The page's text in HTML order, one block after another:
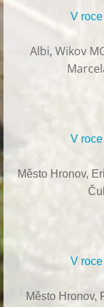
V
Albi,Wikov
V
Město Hronov,
V
Město Hronov,